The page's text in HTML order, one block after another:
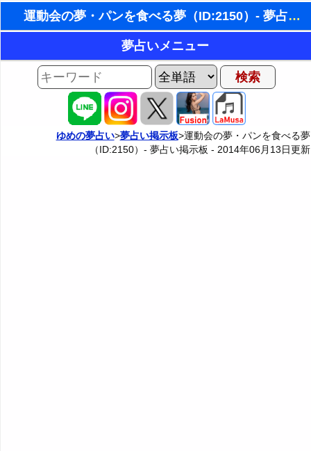
運動会の夢・パンを食べる夢（ID:2150）- 夢占い掲示板
東洋・西洋占星術
ホラリー占星術
手相占いで未来診断
タロットカードで無料占い
命名の姓名判断
夢占いメニュー
AIゆめの夢占いチャット
夢占い掲示板
夢占い掲示板の使用ルール
カテゴリー別夢占い
ゆめの夢占い>夢占い掲示板>運動会の夢・パンを食べる夢
（ID:2150）- 夢占い掲示板 - 2014年06月13日更新